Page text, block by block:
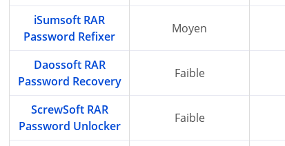
iSumsoft RAR
Password Refixer
Moyen
Daossoft RAR
Password Recovery
Faible
ScrewSoft RAR
Password Unlocker
Faible